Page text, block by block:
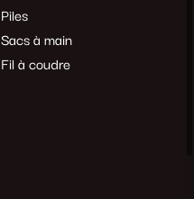
Piles
Sacs à main
Fil à coudre